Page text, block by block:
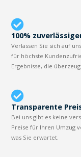
100%
Verlassen Sie sich auf
für höchste
Ergebnisse, die
Transparente
Bei uns gibt es keine
Preise für Ihren Umzug
was Sie erwartet.